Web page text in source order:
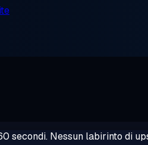
secondi. Nessun labirinto di